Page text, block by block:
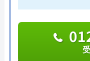
※クチコミの内容について